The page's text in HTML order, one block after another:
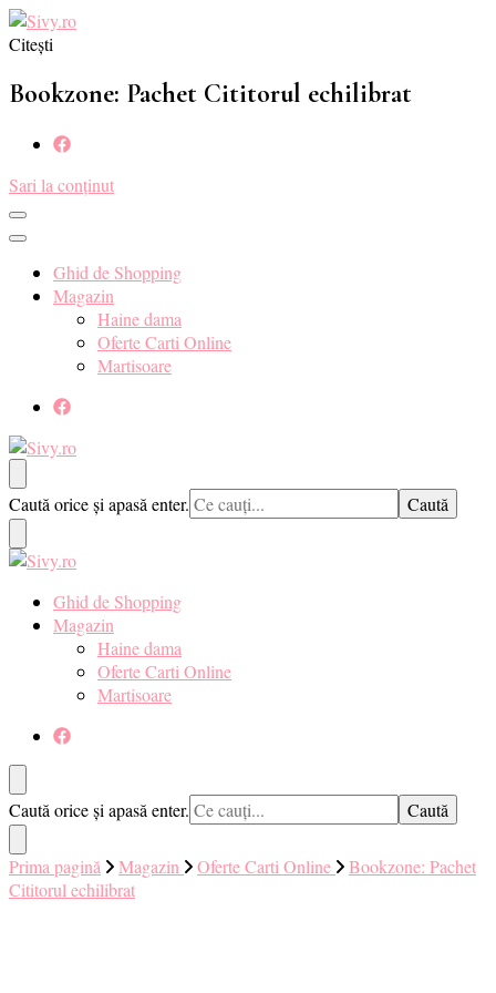
Sivy.ro ❤️
Sivy.ro este un sursa de inspiratie si un ghid de cumparare online
pentru tine. ❤️
Citești
Bookzone: Pachet Cititorul echilibrat
Sari la conținut
Ghid de Shopping
Magazin
Haine dama
Oferte Carti Online
Martisoare
Sivy.ro ❤️
Sivy.ro este un sursa de inspiratie si un ghid de cumparare online
pentru tine. ❤️
Cauți
ceva?
Caută orice și apasă enter.
Sivy.ro ❤️
Sivy.ro este un sursa de inspiratie si un ghid de cumparare online
pentru tine. ❤️
Ghid de Shopping
Magazin
Haine dama
Oferte Carti Online
Martisoare
Cauți
ceva?
Caută orice și apasă enter.
Prima pagină Magazin Oferte Carti Online
Bookzone: Pachet
Cititorul echilibrat